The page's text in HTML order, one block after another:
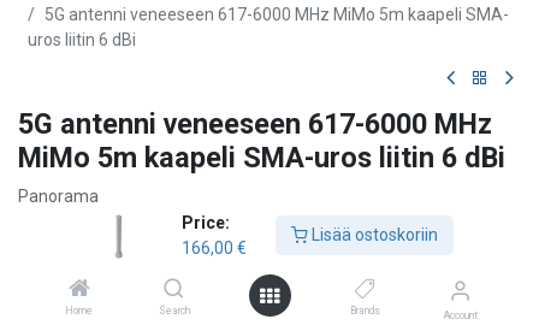
Price:
166,00 €
Lisää ostoskoriin
Home Search Brands Account
5G antenni veneeseen 617-6000 MHz MiMo 5m kaapeli SMA-
uros liitin 6 dBi
5G antenni veneeseen 617-6000 MHz
MiMo 5m kaapeli SMA-uros liitin 6 dBi
Panorama
- Ympärisäteilevä 2x2 MiMo 4G/5G antenni - Kiinnitys seinään,
vaaka- tai pystytankoon tai mastoon - Integroidut 5m
antennijohtot SMA-uros liittimillä BS[G]M-6-60 antenni on
ympärisäteilevä antenni 4G/5G reitittimille. Se kattaa taajuudet